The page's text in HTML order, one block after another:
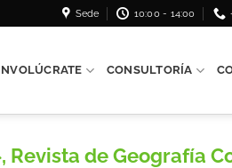
Sede 10:00 - 14:00
CONSULTORÍA
Revista de Geografía